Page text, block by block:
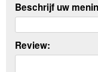
Beschrijf uw
Review: